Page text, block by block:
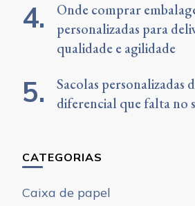
Onde comprar
personalizadas para
qualidade e agilidade
Sacolas personalizadas
diferencial que falta no
CATEGORIAS
Caixa de papel